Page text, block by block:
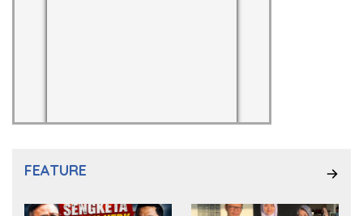
FEATURE